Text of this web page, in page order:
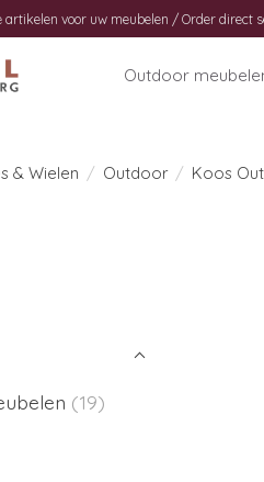
artikelen voor uw meubelen / Order direct
Outdoor
& Wielen / Outdoor / Koos
(19)